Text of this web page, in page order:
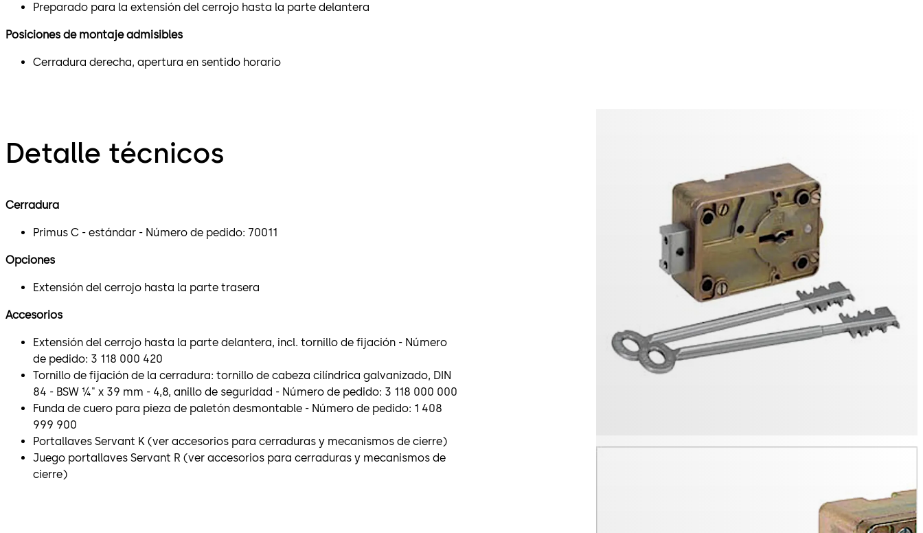
Preparado para la extensión del cerrojo hasta la parte delantera
Posiciones de montaje admisibles
Cerradura derecha, apertura en sentido horario
Detalle técnicos
Cerradura
Primus C - estándar - Número de pedido: 70011
Opciones
Extensión del cerrojo hasta la parte trasera
Accesorios
Extensión del cerrojo hasta la parte delantera, incl. tornillo de fijación - Número
de pedido: 3 118 000 420
Tornillo de fijación de la cerradura: tornillo de cabeza cilíndrica galvanizado, DIN
84 - BSW ¼" x 39 mm - 4,8, anillo de seguridad - Número de pedido: 3 118 000 000
Funda de cuero para pieza de paletón desmontable - Número de pedido: 1 408
999 900
Portallaves Servant K (ver accesorios para cerraduras y mecanismos de cierre)
Juego portallaves Servant R (ver accesorios para cerraduras y mecanismos de
cierre)